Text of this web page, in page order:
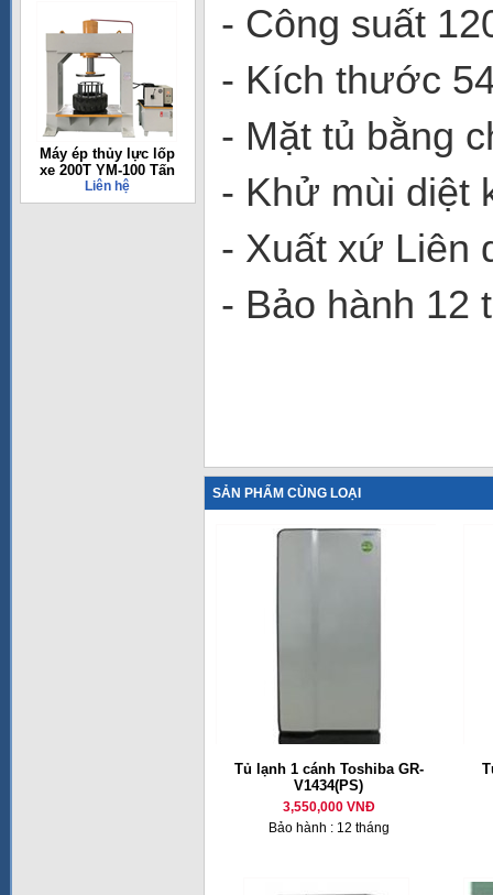
Máy ép thủy lực lốp
xe 200T YM-100 Tấn
Liên hệ
- Công suất
- Kích thước
- Mặt tủ bằng
- Khử mùi diệt
- Xuất xứ Liên
- Bảo hành 12
SẢN PHẨM CÙNG LOẠI
Tủ lạnh 1 cánh Toshiba GR-
V1434(PS)
3,550,000 VNĐ
Bảo hành : 12 tháng